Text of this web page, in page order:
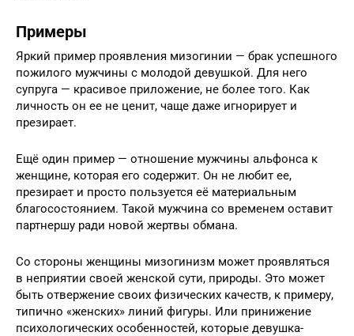
Примеры
Яркий пример проявления мизогинии — брак успешного
пожилого мужчины с молодой девушкой. Для него
супруга — красивое приложение, не более того. Как
личность он ее не ценит, чаще даже игнорирует и
презирает.
Ещё один пример — отношение мужчины альфонса к
женщине, которая его содержит. Он не любит ее,
презирает и просто пользуется её материальным
благосостоянием. Такой мужчина со временем оставит
партнершу ради новой жертвы обмана.
Со стороны женщины мизогинизм может проявляться
в неприятии своей женской сути, природы. Это может
быть отвержение своих физических качеств, к примеру,
типично «женских» линий фигуры. Или принижение
психологических особенностей, которые девушка-